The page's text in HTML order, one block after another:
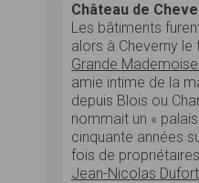
Château de
Les bâtiments
alors à Cheverny
Grande
amie intime de la
depuis Blois ou
nommait un «
cinquante années
fois de
Jean-Nicolas